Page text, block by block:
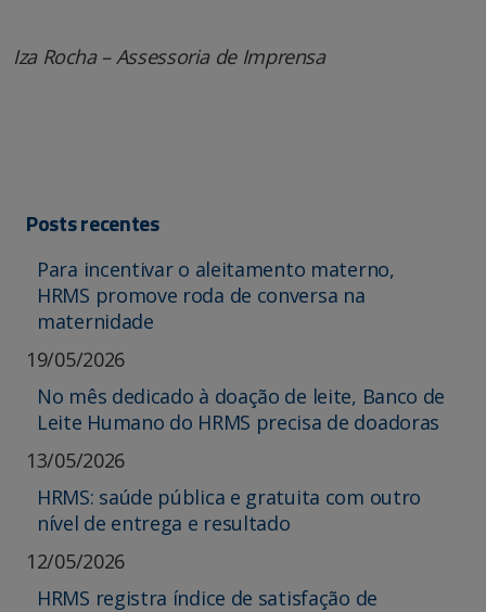
Iza Rocha – Assessoria de Imprensa
Posts recentes
Para incentivar o aleitamento materno,
HRMS promove roda de conversa na
maternidade
19/05/2026
No mês dedicado à doação de leite, Banco de
Leite Humano do HRMS precisa de doadoras
13/05/2026
HRMS: saúde pública e gratuita com outro
nível de entrega e resultado
12/05/2026
HRMS registra índice de satisfação de